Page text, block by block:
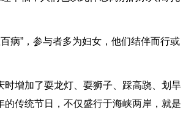
病”，参与者多为妇女，他们结伴而行或
增加了耍龙灯、耍狮子、踩高跷、划旱
传统节日，不仅盛行于海峡两岸，就是